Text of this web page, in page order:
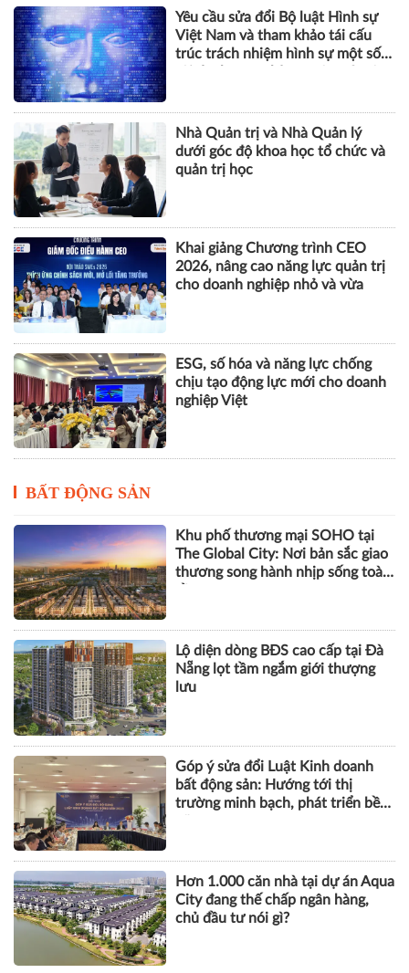
Yêu cầu sửa đổi Bộ luật Hình sự
Việt Nam và tham khảo tái cấu
trúc trách nhiệm hình sự một số
Nhà Quản trị và Nhà Quản lý
dưới góc độ khoa học tổ chức và
quản trị học
Khai giảng Chương trình CEO
2026, nâng cao năng lực quản trị
cho doanh nghiệp nhỏ và vừa
ESG, số hóa và năng lực chống
chịu tạo động lực mới cho doanh
nghiệp Việt
BẤT ĐỘNG SẢN
Khu phố thương mại SOHO tại
The Global City: Nơi bản sắc giao
thương song hành nhịp sống toàn
Lộ diện dòng BĐS cao cấp tại Đà
Nẵng lọt tầm ngắm giới thượng
lưu
Góp ý sửa đổi Luật Kinh doanh
bất động sản: Hướng tới thị
trường minh bạch, phát triển bền
Hơn 1.000 căn nhà tại dự án Aqua
City đang thế chấp ngân hàng,
chủ đầu tư nói gì?